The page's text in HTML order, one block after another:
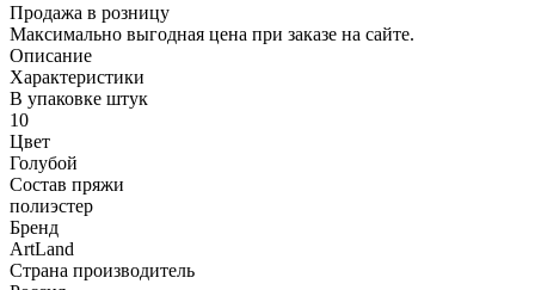
Продажа в розницу
Максимально выгодная цена при заказе на сайте.
Описание
Характеристики
В упаковке штук
10
Цвет
Голубой
Состав пряжи
полиэстер
Бренд
ArtLand
Страна производитель